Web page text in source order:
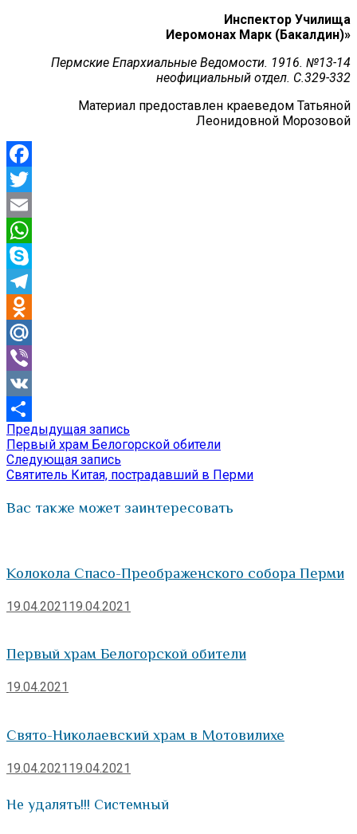
Инспектор Училища
Иеромонах Марк (Бакалдин)»
Пермские Епархиальные Ведомости. 1916. №13-14
неофициальный отдел. С.329-332
Материал предоставлен краеведом Татьяной
Леонидовной Морозовой
Facebook
Twitter
Email
WhatsApp
Skype
Telegram
Odnoklassniki
Mail.Ru
Viber
VK
Отправить
Навигация
по
записям
Предыдущая запись
запись:
Первый храм Белогорской обители
Следующая запись
запись:
Святитель Китая, пострадавший в Перми
Вас также может заинтересовать
Колокола Спасо-Преображенского собора Перми
19.04.2021 19.04.2021
Первый храм Белогорской обители
19.04.2021
Свято-Николаевский храм в Мотовилихе
19.04.2021 19.04.2021
Не удалять!!! Системный